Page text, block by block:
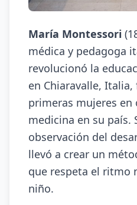
María Montessori
médica y pedagoga
revolucionó la
en Chiaravalle, Italia,
primeras mujeres
medicina en su país.
observación del
llevó a crear un
que respeta el ritmo
niño.